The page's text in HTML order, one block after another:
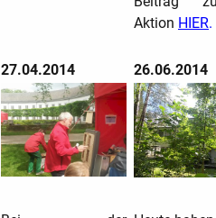
Aktion HIER.
27.04.2014 26.06.2014